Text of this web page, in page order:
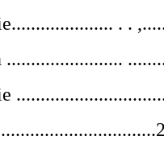
. .
........................